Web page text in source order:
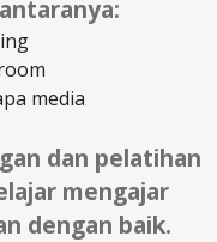
media
dan pelatihan
mengajar
dengan baik.